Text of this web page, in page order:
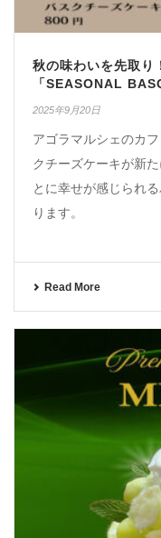
秋の味わいを先取り
「SEASONAL
2025年9月20日
アゴラマルシェのカ
クチーズケーキが新
とに幸せが感じられ
ります。
Read More